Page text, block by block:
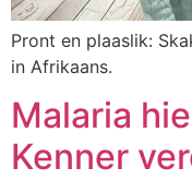
Pront en plaaslik:
in Afrikaans.
Malaria
Kenner